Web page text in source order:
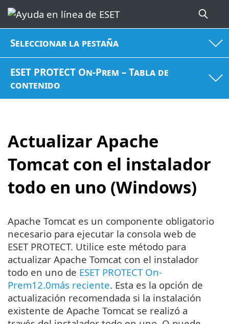
Seleccionar la pestaña
ESET PROTECT On-Prem – Tabla de
contenido
Actualizar Apache
Tomcat con el instalador
todo en uno (Windows)
Apache Tomcat es un componente obligatorio
necesario para ejecutar la consola web de
ESET PROTECT. Utilice este método para
actualizar Apache Tomcat con el instalador
todo en uno de ESET PROTECT On-
Prem12.0más reciente. Esta es la opción de
actualización recomendada si la instalación
existente de Apache Tomcat se realizó a